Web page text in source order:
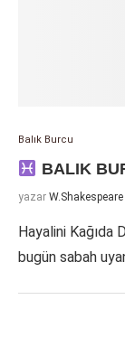
Balık Burcu
BALIK
yazar W.Shakespeare
Hayalini Kağıda
bugün sabah